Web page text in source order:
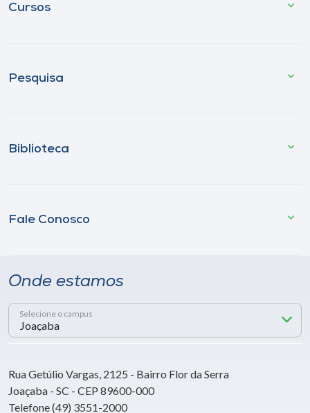
Cursos
Pesquisa
Biblioteca
Fale Conosco
Onde estamos
Selecione o campus
Rua Getúlio Vargas, 2125 - Bairro Flor da Serra
Joaçaba - SC - CEP 89600-000
Telefone (49) 3551-2000